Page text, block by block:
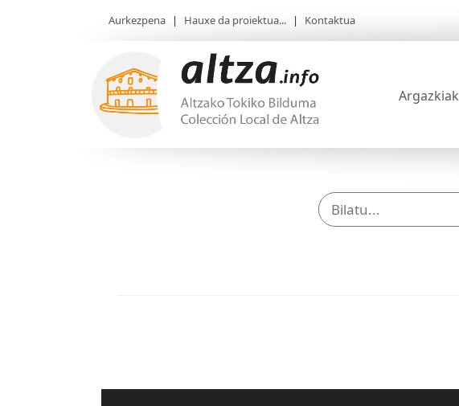
Aurkezpena | Hauxe da proiektua... | Kontaktua
Argazkiak